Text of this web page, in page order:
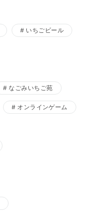
いちごビール
なごみいちご苑
オンラインゲーム